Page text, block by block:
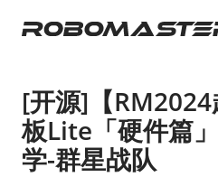
[开源]【
板Lite「硬件篇
学-群星战队